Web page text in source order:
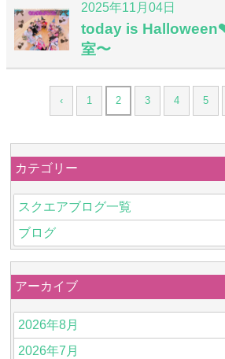
2025年11月04日
today is
室〜
‹ 1 2 3 4 5
カテゴリー
スクエアブログ一覧
ブログ
アーカイブ
2026年8月
2026年7月